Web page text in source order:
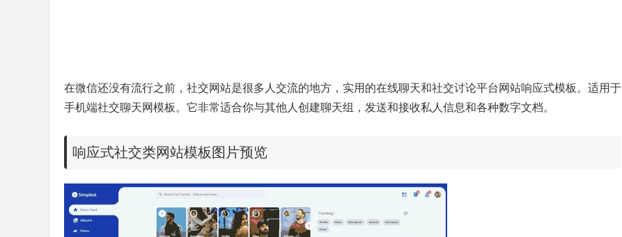
在微信还没有流行之前，社交网站是很多人交流的地方，实用的在线聊天和社交讨论平台网站响应式模板。适用于
手机端社交聊天网模板。它非常适合你与其他人创建聊天组，发送和接收私人信息和各种数字文档。
响应式社交类网站模板图片预览